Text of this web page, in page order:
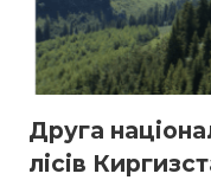
Друга
лісів